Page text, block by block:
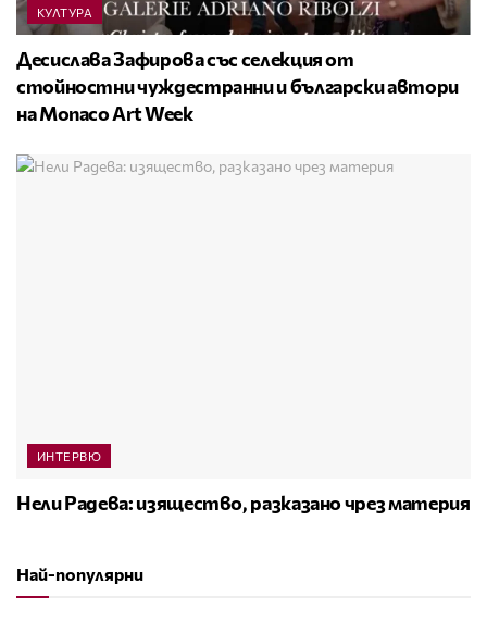
КУЛТУРА
Десислава Зафирова със селекция от
стойностни чуждестранни и български автори
на Monaco Art Week
ИНТЕРВЮ
Нели Радева: изящество, разказано чрез материя
Най-популярни